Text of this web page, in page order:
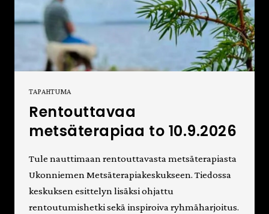
TAPAHTUMA
Rentouttavaa
metsäterapiaa to 10.9.2026
Tule nauttimaan rentouttavasta metsäterapiasta
Ukonniemen Metsäterapiakeskukseen. Tiedossa
keskuksen esittelyn lisäksi ohjattu
rentoutumishetki sekä inspiroiva ryhmäharjoitus.